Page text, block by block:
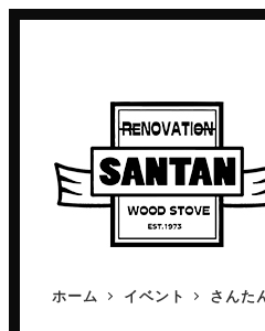
薪ストーブの魅力
ホーム イベント さんた